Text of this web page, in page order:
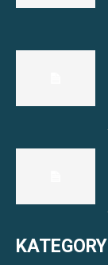
KATEGORY